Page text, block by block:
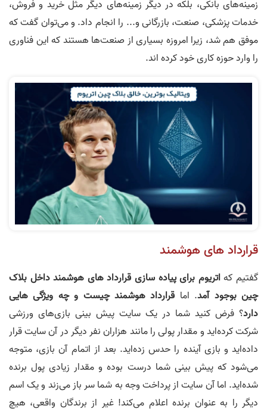
زمینه‌های بانکی، بلکه در دیگر زمینه‌های دیگر مثل خرید و فروش،
خدمات پزشکی، صنعت، بازرگانی و... را انجام داد. و می‌توان گفت که
موفق هم شد، زیرا امروزه بسیاری از صنعت‌ها هستند که این فناوری
را وارد حوزه کاری خود کرده اند.
قرارداد های هوشمند
گفتیم کهاتریوم برای پیاده سازی قرارداد های هوشمند داخل بلاک
چین بوجود آمد. اما قرارداد هوشمند چیست و چه ویژگی هایی
دارد؟ فرض کنید شما در یک سایت پیش بینی بازی‌های ورزشی
شرکت کرده‌اید و مقدار پولی را مانند هزاران نفر دیگر در آن سایت قرار
داده‌اید و بازی آینده را حدس زده‌اید. بعد از اتمام آن بازی، متوجه
می‌شود که پیش بینی شما درست بوده و مقدار زیادی پول برنده
شده‌اید. اما آن سایت از پرداخت وجه به شما سر باز می‌زند و یک اسم
دیگر را به عنوان برنده اعلام می‌کند! غیر از برندگان واقعی، هیچ